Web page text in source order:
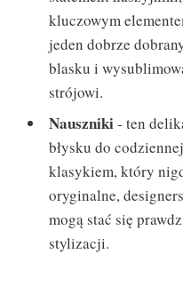
kluczowym
jeden dobrze
blasku i
strójowi.
Nauszniki- ten
błysku do
klasykiem, który
oryginalne,
mogą stać się
stylizacji.